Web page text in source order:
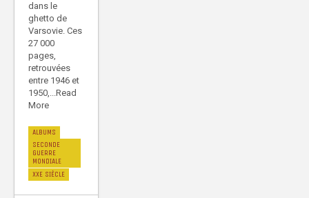
dans le
ghetto de
Varsovie. Ces
27 000
pages,
retrouvées
entre 1946 et
1950,...Read
More
ALBUMS
SECONDE
GUERRE
MONDIALE
XXE SIÈCLE